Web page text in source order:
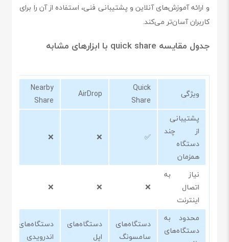
و ارائه آموزش‌های آنلاین و پشتیبانی فنی، استفاده از آن را برای
کاربران آسان‌تر می‌کند.
جدول مقایسه quick share با ابزارهای مشابه
ویژگی
Quick
Share
AirDrop
Nearby
Share
پشتیبانی
از چند
دستگاه
همزمان
✅
❌
❌
نیاز به
اتصال
اینترنت
❌
❌
❌
محدود به
دستگاه‌های
دستگاه‌های
سامسونگ
دستگاه‌های
اپل
دستگاه‌های
اندرویدی